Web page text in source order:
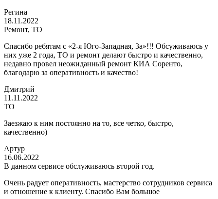
Регина
18.11.2022
Ремонт, ТО
Спасибо ребятам с «2-я Юго-Западная, 3а»!!! Обсуживаюсь у
них уже 2 года, ТО и ремонт делают быстро и качественно,
недавно провел неожиданный ремонт КИА Соренто,
благодарю за оперативность и качество!
Дмитрий
11.11.2022
ТО
Заезжаю к ним постоянно на то, все четко, быстро,
качественно)
Артур
16.06.2022
В данном сервисе обслуживаюсь второй год.
Очень радует оперативность, мастерство сотрудников сервиса
и отношение к клиенту. Спасибо Вам большое